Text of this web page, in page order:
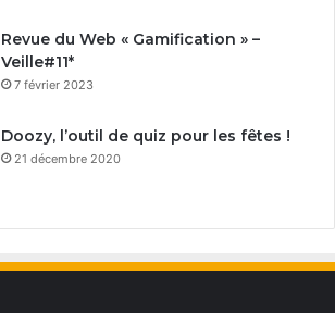
Revue du Web « Gamification » –
Veille#11*
7 février 2023
Doozy, l’outil de quiz pour les fêtes !
21 décembre 2020